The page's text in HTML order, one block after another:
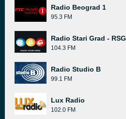
Radio Beograd 1
95.3 FM
Radio Stari Grad - RSG
104.3 FM
Radio Studio B
99.1 FM
Lux Radio
102.0 FM